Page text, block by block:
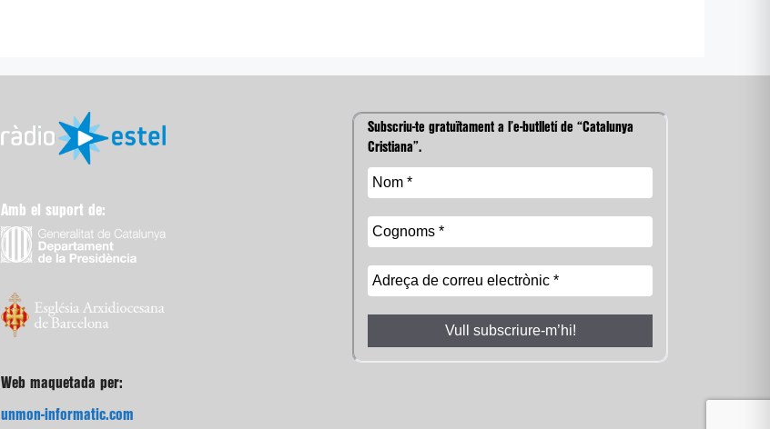
Amb el suport de:
Web maquetada per:
unmon-informatic.com
Subscriu-te gratuïtament a l’e-butlletí de “Catalunya
Cristiana”.